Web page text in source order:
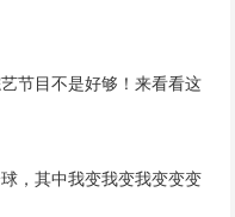
节目不是好够！来看看这
，其中我变我变我变变变